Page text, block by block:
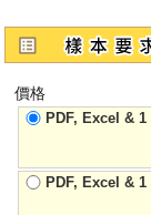
價格
PDF, Excel &
PDF, Excel &